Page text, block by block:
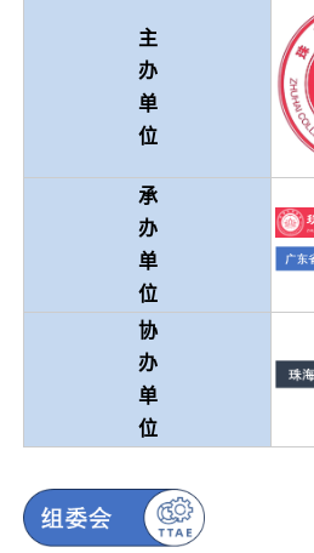
主
办
单
位
承
办
单
位
协
办
单
位